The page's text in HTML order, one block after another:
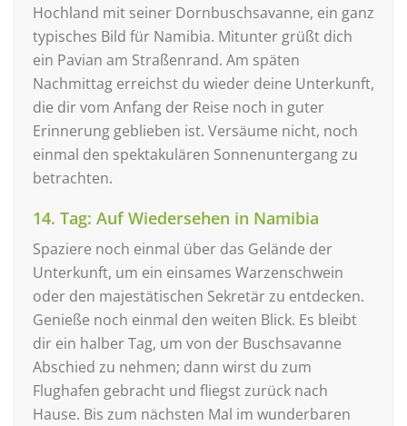
Hochland mit seiner Dornbuschsavanne, ein ganz
typisches Bild für Namibia. Mitunter grüßt dich
ein Pavian am Straßenrand. Am späten
Nachmittag erreichst du wieder deine Unterkunft,
die dir vom Anfang der Reise noch in guter
Erinnerung geblieben ist. Versäume nicht, noch
einmal den spektakulären Sonnenuntergang zu
betrachten.
14. Tag: Auf Wiedersehen in Namibia
Spaziere noch einmal über das Gelände der
Unterkunft, um ein einsames Warzenschwein
oder den majestätischen Sekretär zu entdecken.
Genieße noch einmal den weiten Blick. Es bleibt
dir ein halber Tag, um von der Buschsavanne
Abschied zu nehmen; dann wirst du zum
Flughafen gebracht und fliegst zurück nach
Hause. Bis zum nächsten Mal im wunderbaren